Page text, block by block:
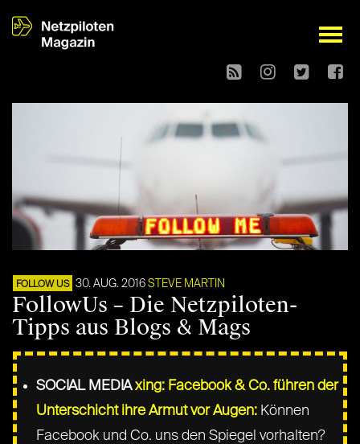
open
FOLLOW US 30. AUG. 2016 STEVE MARTIN
FollowUs – Die Netzpiloten-
Tipps aus Blogs & Mags
SOCIAL MEDIAxing: Facebook & Co. führen der
Unterschicht ihre Armut vor Augen: Können
Facebook und Co. uns den Spiegel vorhalten?